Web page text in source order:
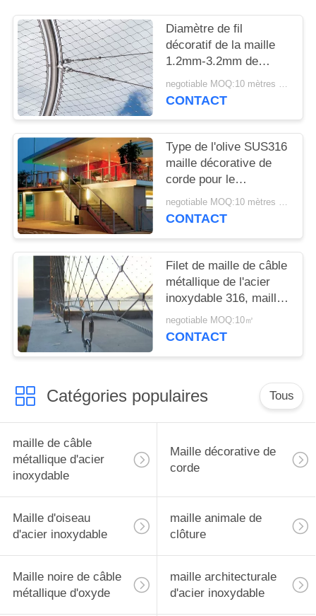
DU
SITE
PRIVACY
POLICY
Diamètre de fil
décoratif de la maille
1.2mm-3.2mm de
corde de Yuntong avec
la surface douce
negotiable MOQ:10 mètres carrés
CONTACT
Type de l'olive SUS316
maille décorative de
corde pour le
restaurant d'hôtel ou le
centre commercial
negotiable MOQ:10 mètres carrés
CONTACT
Filet de maille de câble
métallique de l'acier
inoxydable 316, maille
de corde en métal de
forme de diamant
negotiable MOQ:10㎡
CONTACT
Catégories populaires Tous
maille de câble
métallique d'acier
inoxydable
Maille décorative de
corde
Maille d'oiseau
d'acier inoxydable
maille animale de
clôture
Maille noire de câble
métallique d'oxyde
maille architecturale
d'acier inoxydable